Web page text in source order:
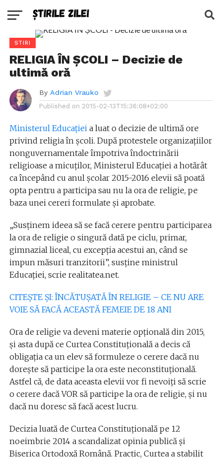
STIRI
RELIGIA ÎN ȘCOLI – Decizie de
ultimă oră
By Adrian Vrauko
Published on 2015-02-13T15:36:08+02:00
Ministerul Educației a luat o decizie de ultimă ore
privind religia în școli. După protestele organizațiilor
nonguvernamentale împotriva îndoctrinării
religioase a micuților, Ministerul Educației a hotărât
ca începând cu anul școlar 2015-2016 elevii să poată
opta pentru a participa sau nu la ora de religie, pe
baza unei cereri formulate și aprobate.
„Susţinem ideea să se facă cerere pentru participarea
la ora de religie o singură dată pe ciclu, primar,
gimnazial liceal, cu excepţia acestui an, când se
impun măsuri tranzitorii”, susține ministrul
Educației, scrie realitatea.net.
CITEȘTE ȘI: ÎNCĂTUȘATĂ ÎN RELIGIE – CE NU ARE
VOIE SĂ FACĂ ACEASTĂ FEMEIE DE 18 ANI
Ora de religie va deveni materie opțională din 2015,
și asta după ce Curtea Constituțională a decis că
obligația ca un elev să formuleze o cerere dacă nu
dorește să participe la ora este neconstituțională.
Astfel că, de data aceasta elevii vor fi nevoiți să scrie
o cerere dacă VOR să participe la ora de religie, și nu
dacă nu doresc să facă acest lucru.
Decizia luată de Curtea Constituțională pe 12
noeimbrie 2014 a scandalizat opinia publică și
Biserica Ortodoxă Română. Practic, Curtea a stabilit